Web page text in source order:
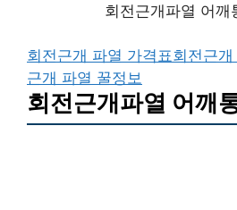
회전근개파열 어깨
회전근개 파열 가격표회전근
근개 파열 꿀정보
회전근개파열 어깨